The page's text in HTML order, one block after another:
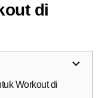
di
Workout di